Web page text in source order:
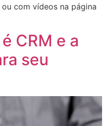
com vídeos na página
CRM e a
seu